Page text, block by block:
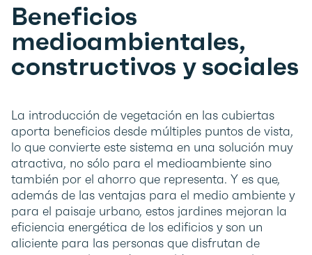
Beneficios
medioambientales,
constructivos y sociales
La introducción de vegetación en las cubiertas
aporta beneficios desde múltiples puntos de vista,
lo que convierte este sistema en una solución muy
atractiva, no sólo para el medioambiente sino
también por el ahorro que representa. Y es que,
además de las ventajas para el medio ambiente y
para el paisaje urbano, estos jardines mejoran la
eficiencia energética de los edificios y son un
aliciente para las personas que disfrutan de